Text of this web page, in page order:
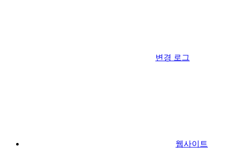
변경 로그
웹사이트